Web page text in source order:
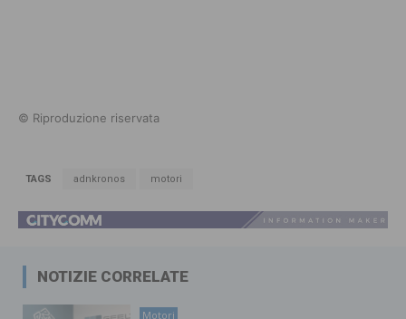
© Riproduzione riservata
TAGS adnkronos motori
NOTIZIE CORRELATE
Motori